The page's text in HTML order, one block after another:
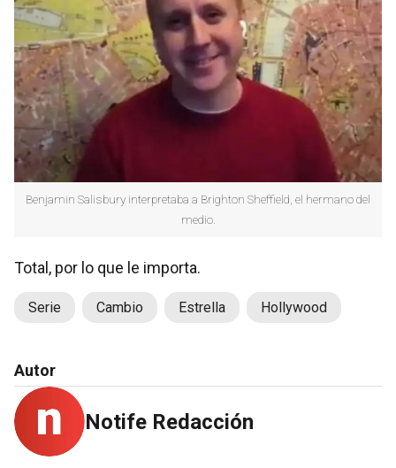
Benjamin Salisbury interpretaba a Brighton Sheffield, el hermano del
medio.
Total, por lo que le importa.
Serie Cambio Estrella Hollywood
Autor
Notife Redacción